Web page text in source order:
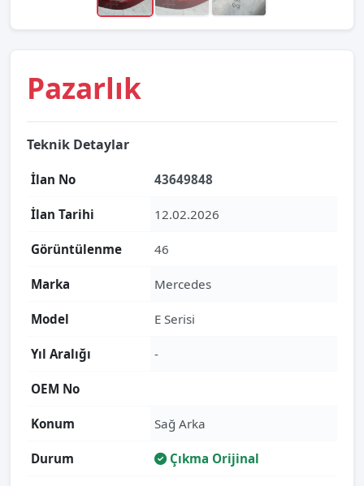
Pazarlık
Teknik Detaylar
İlan No 43649848
İlan Tarihi 12.02.2026
Görüntülenme 46
Marka Mercedes
Model E Serisi
Yıl Aralığı -
OEM No
Konum Sağ Arka
Durum Çıkma Orijinal